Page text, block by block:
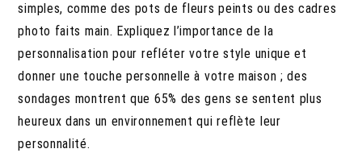
simples, comme des pots de fleurs peints ou des cadres
photo faits main. Expliquez l’importance de la
personnalisation pour refléter votre style unique et
donner une touche personnelle à votre maison ; des
sondages montrent que 65% des gens se sentent plus
heureux dans un environnement qui reflète leur
personnalité.